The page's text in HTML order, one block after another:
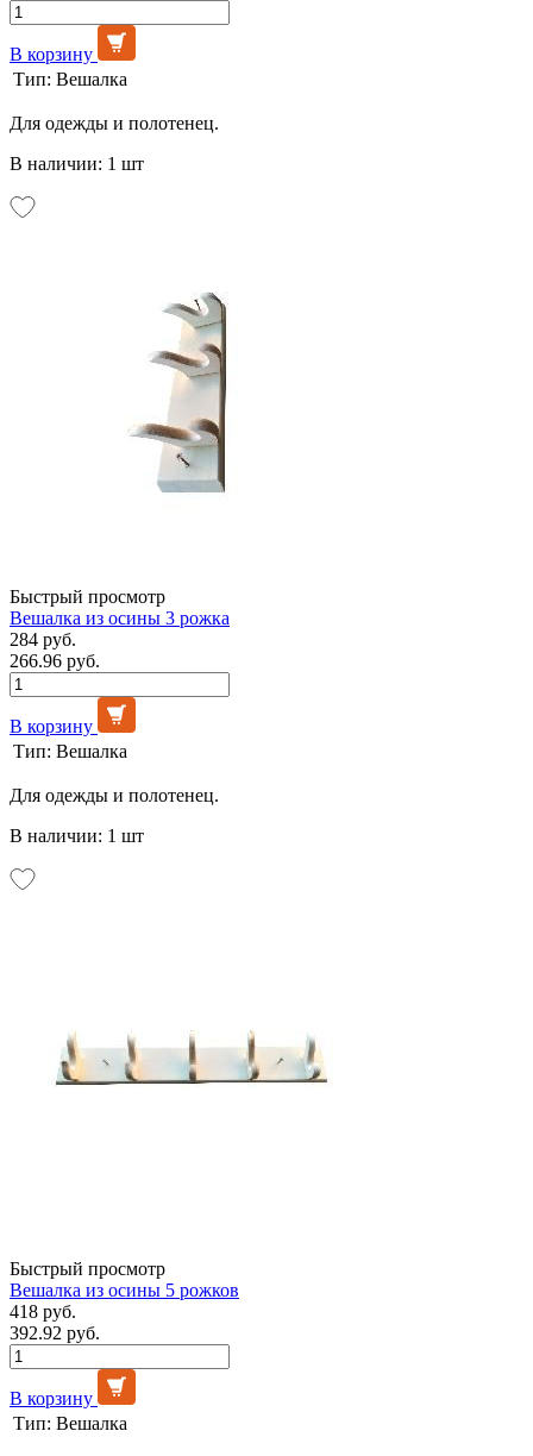
В корзину
Тип: Вешалка
Для одежды и полотенец.
В наличии: 1 шт
Быстрый просмотр
Вешалка из осины 3 рожка
284 руб.
266.96 руб.
В корзину
Тип: Вешалка
Для одежды и полотенец.
В наличии: 1 шт
Быстрый просмотр
Вешалка из осины 5 рожков
418 руб.
392.92 руб.
В корзину
Тип: Вешалка